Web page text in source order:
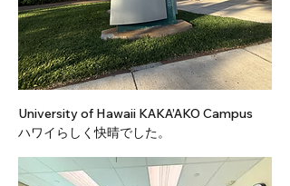
University of Hawaii KAKA’AKO Campus
ハワイらしく快晴でした。